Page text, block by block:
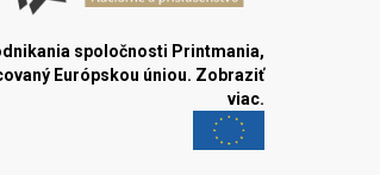
spoločnosti Printmania,
Európskou úniou. Zobraziť
viac.